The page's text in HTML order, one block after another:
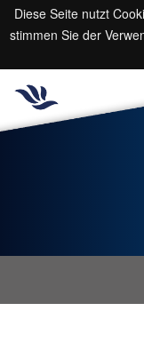
Diese Seite nutzt
stimmen Sie der